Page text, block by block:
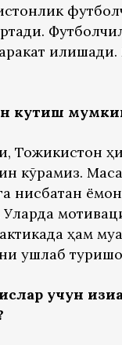
кутиш
Тожикистон
кўрамиз.
нисбатан
ҳам
ушлаб
учун